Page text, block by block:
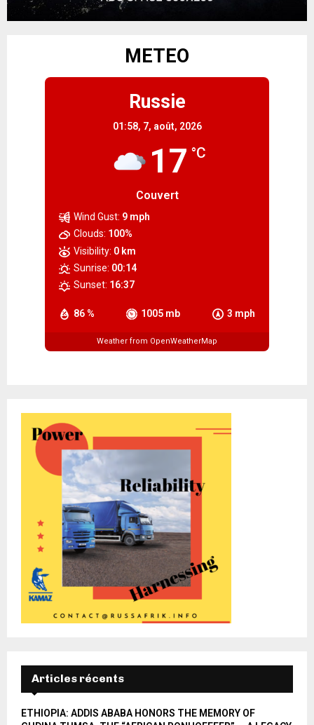
METEO
Russie
01:58, 7, août, 2026
17 °C
Couvert
86 % 1005 mb 3 mph
Wind Gust: 9 mph
Clouds: 100%
Visibility: 0 km
Sunrise: 00:14
Sunset: 16:37
Weather from OpenWeatherMap
Articles récents
ETHIOPIA: ADDIS ABABA HONORS THE MEMORY OF